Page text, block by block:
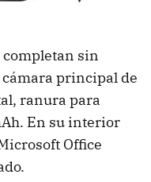
completan sin
principal de
ranura para
En su interior
Office